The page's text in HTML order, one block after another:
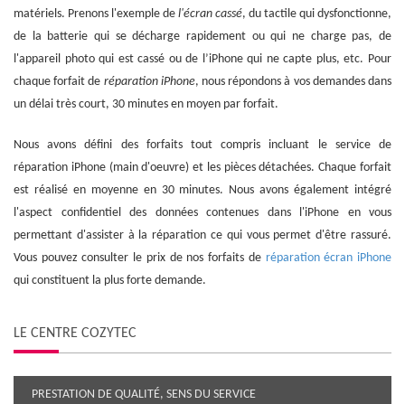
matériels. Prenons l'exemple de l'écran cassé, du tactile qui dysfonctionne,
de la batterie qui se décharge rapidement ou qui ne charge pas, de
l'appareil photo qui est cassé ou de l’iPhone qui ne capte plus, etc. Pour
chaque forfait de réparation iPhone, nous répondons à vos demandes dans
un délai très court, 30 minutes en moyen par forfait.
Nous avons défini des forfaits tout compris incluant le service de
réparation iPhone (main d'oeuvre) et les pièces détachées. Chaque forfait
est réalisé en moyenne en 30 minutes. Nous avons également intégré
l'aspect confidentiel des données contenues dans l'iPhone en vous
permettant d'assister à la réparation ce qui vous permet d'être rassuré.
Vous pouvez consulter le prix de nos forfaits de réparation écran iPhone
qui constituent la plus forte demande.
LE CENTRE COZYTEC
PRESTATION DE QUALITÉ, SENS DU SERVICE